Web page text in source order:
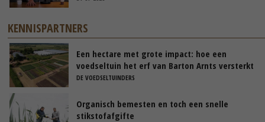
KENNISPARTNERS
Een hectare met grote impact: hoe een
voedseltuin het erf van Barton Arnts versterkt
DE VOEDSELTUINDERS
Organisch bemesten en toch een snelle
stikstofafgifte